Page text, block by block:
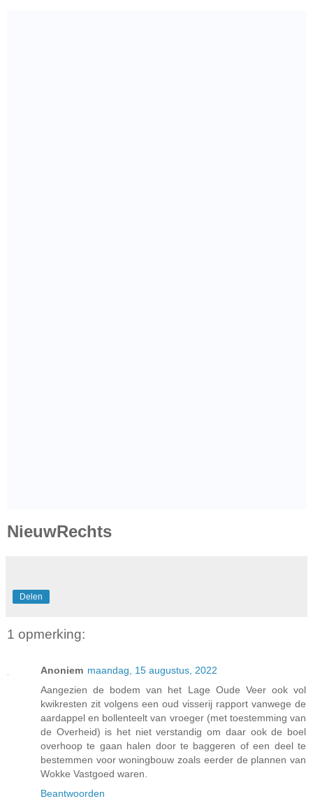
NieuwRechts
Delen
1 opmerking:
Anoniem maandag, 15 augustus, 2022
Aangezien de bodem van het Lage Oude Veer ook vol
kwikresten zit volgens een oud visserij rapport vanwege de
aardappel en bollenteelt van vroeger (met toestemming van
de Overheid) is het niet verstandig om daar ook de boel
overhoop te gaan halen door te baggeren of een deel te
bestemmen voor woningbouw zoals eerder de plannen van
Wokke Vastgoed waren.
Beantwoorden